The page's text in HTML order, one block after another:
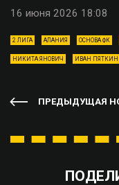
16 июня 2026 18:08
2 ЛИГА АЛАНИЯ ОСНОВА ФК
НИКИТА ЯНОВИЧ ИВАН ПЯТКИН
ПРЕДЫДУЩАЯ